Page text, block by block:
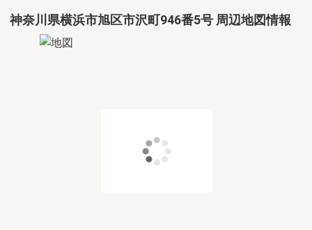
神奈川県横浜市旭区市沢町946番5号 周辺地図情報